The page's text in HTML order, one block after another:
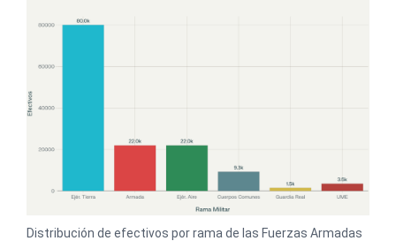
Distribución de efectivos por rama de las Fuerzas Armadas